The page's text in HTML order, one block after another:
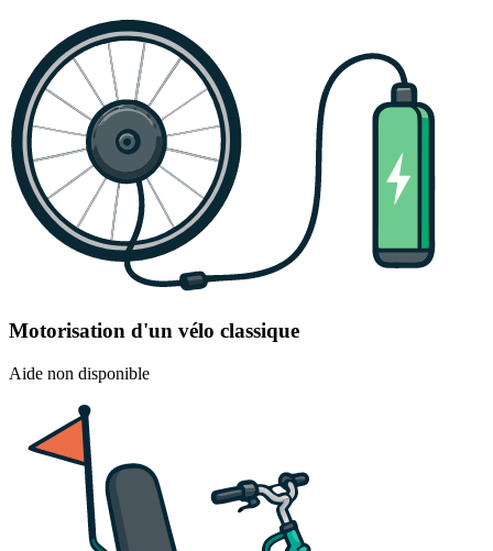
Motorisation d'un vélo classique
Aide non disponible